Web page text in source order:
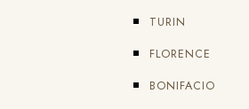
TURIN
FLORENCE
BONIFACIO